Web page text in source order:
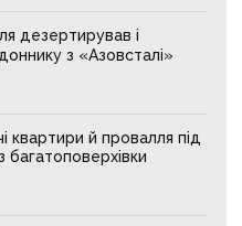
дезертирував і
з «Азовсталі»
квартири й провалля під
багатоповерхівки